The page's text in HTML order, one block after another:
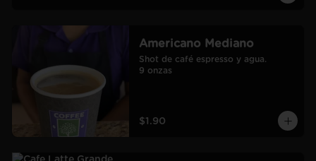
Americano Mediano
Shot de café espresso y agua.
9 onzas
$1.90